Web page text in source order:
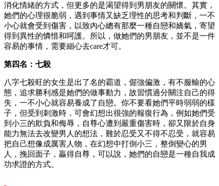
消化情緒的方式，但更多的是渴望得到男朋友的關懷。其實，
她們的心理很脆弱，遇到事情又缺乏理性的思考和判斷，一不
小心就會受到傷害，以致內心總有那麼一種自戀和嬌氣，寄望
得到異性的憐惜和呵護。所以，做她們的男朋友，並不是一件
容易的事情，需要細心去care才可。
第四名：七殺
八字七殺旺的女生是出了名的霸道，倔強偏激，有不服輸的心
態，追求勝利感是她們的做事動力，故習慣過分關注自己的得
失，一不小心就容易養成了自戀。你不要看她們平時弱弱的樣
子，但受到刺激時，可會幻想出很強的報復行為，例如她們受
到小三的欺負和侮辱，自尊心遭到嚴重傷害時，卻又限於自身
能力無法去改變男人的想法，難於忍受又不得不忍受，就容易
把自己想像成厲害人物，在幻想中打倒小三，整倒變心的男
人，挽回面子，贏得自尊，可以說，她們的自戀是一種自我成
功求證的方式。